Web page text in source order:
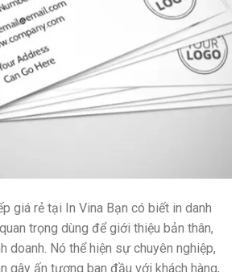
giá rẻ tại In Vina Bạn có biết in danh
trọng dùng để giới thiệu bản thân,
doanh. Nó thể hiện sự chuyên nghiệp,
gây ấn tượng ban đầu với khách hàng,